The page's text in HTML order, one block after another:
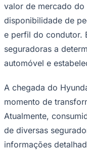
Palmeiras
valor de mercado
disponibilidade de
e perfil do condutor.
seguradoras a
automóvel e
A chegada do
momento de
Atualmente,
de diversas
informações